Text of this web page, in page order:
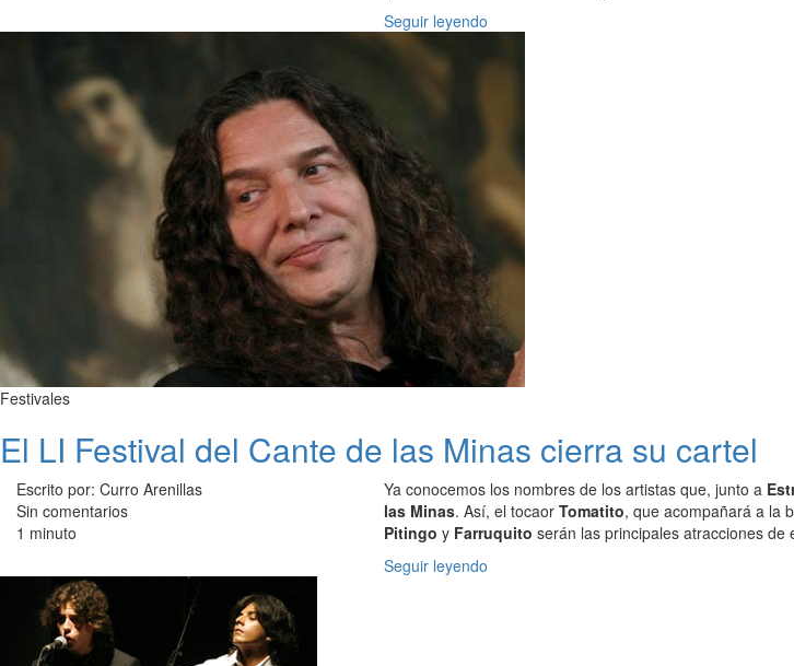
Seguir leyendo
Festivales
El LI Festival del Cante de las Minas cierra su cartel
Escrito por: Curro Arenillas
Sin comentarios
1 minuto
Ya conocemos los nombres de los artistas que, junto a
las Minas. Así, el tocaor Tomatito, que acompañará a la
Pitingo y Farruquito serán las principales atracciones de
Seguir leyendo